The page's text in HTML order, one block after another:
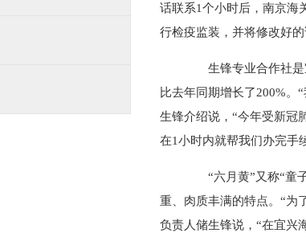
话联系1个小时后，南京海
行检疫监装，并将修改好
生锋专业合作社是宜
比去年同期增长了200%。
生锋介绍说，“今年受新冠
在1小时内就帮我们办完手
“六月黄”又称“童子
重、肉质丰满的特点。“为
负责人储生锋说，“在宜兴